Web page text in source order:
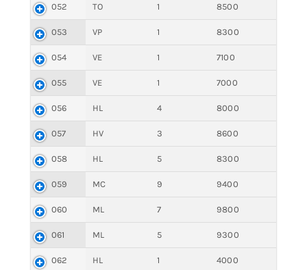
052 TO 1 8500
053 VP 1 8300
054 VE 1 7100
055 VE 1 7000
056 HL 4 8000
057 HV 3 8600
058 HL 5 8300
059 MC 9 9400
060 ML 7 9800
061 ML 5 9300
062 HL 1 4000